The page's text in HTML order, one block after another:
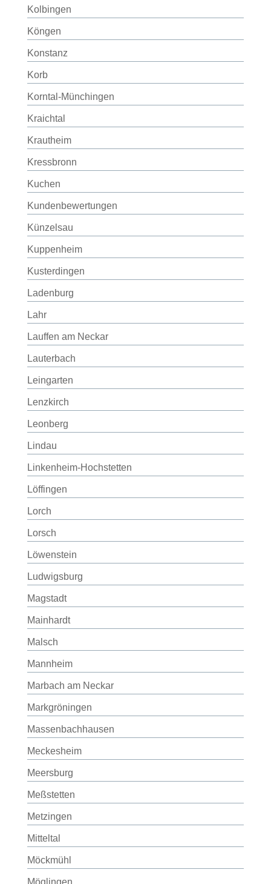
Kolbingen
Köngen
Konstanz
Korb
Korntal-Münchingen
Kraichtal
Krautheim
Kressbronn
Kuchen
Kundenbewertungen
Künzelsau
Kuppenheim
Kusterdingen
Ladenburg
Lahr
Lauffen am Neckar
Lauterbach
Leingarten
Lenzkirch
Leonberg
Lindau
Linkenheim-Hochstetten
Löffingen
Lorch
Lorsch
Löwenstein
Ludwigsburg
Magstadt
Mainhardt
Malsch
Mannheim
Marbach am Neckar
Markgröningen
Massenbachhausen
Meckesheim
Meersburg
Meßstetten
Metzingen
Mitteltal
Möckmühl
Möglingen